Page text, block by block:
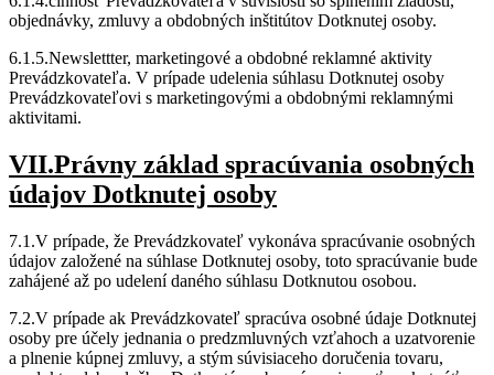
objednávky, zmluvy a obdobných inštitútov Dotknutej osoby.
6.1.5.Newslettter, marketingové a obdobné reklamné aktivity
Prevádzkovateľa. V prípade udelenia súhlasu Dotknutej osoby
Prevádzkovateľovi s marketingovými a obdobnými reklamnými
aktivitami.
VII.Právny základ spracúvania osobných
údajov Dotknutej osoby
7.1.V prípade, že Prevádzkovateľ vykonáva spracúvanie osobných
údajov založené na súhlase Dotknutej osoby, toto spracúvanie bude
zahájené až po udelení daného súhlasu Dotknutou osobou.
7.2.V prípade ak Prevádzkovateľ spracúva osobné údaje Dotknutej
osoby pre účely jednania o predzmluvných vzťahoch a uzatvorenie
a plnenie kúpnej zmluvy, a stým súvisiaceho doručenia tovaru,